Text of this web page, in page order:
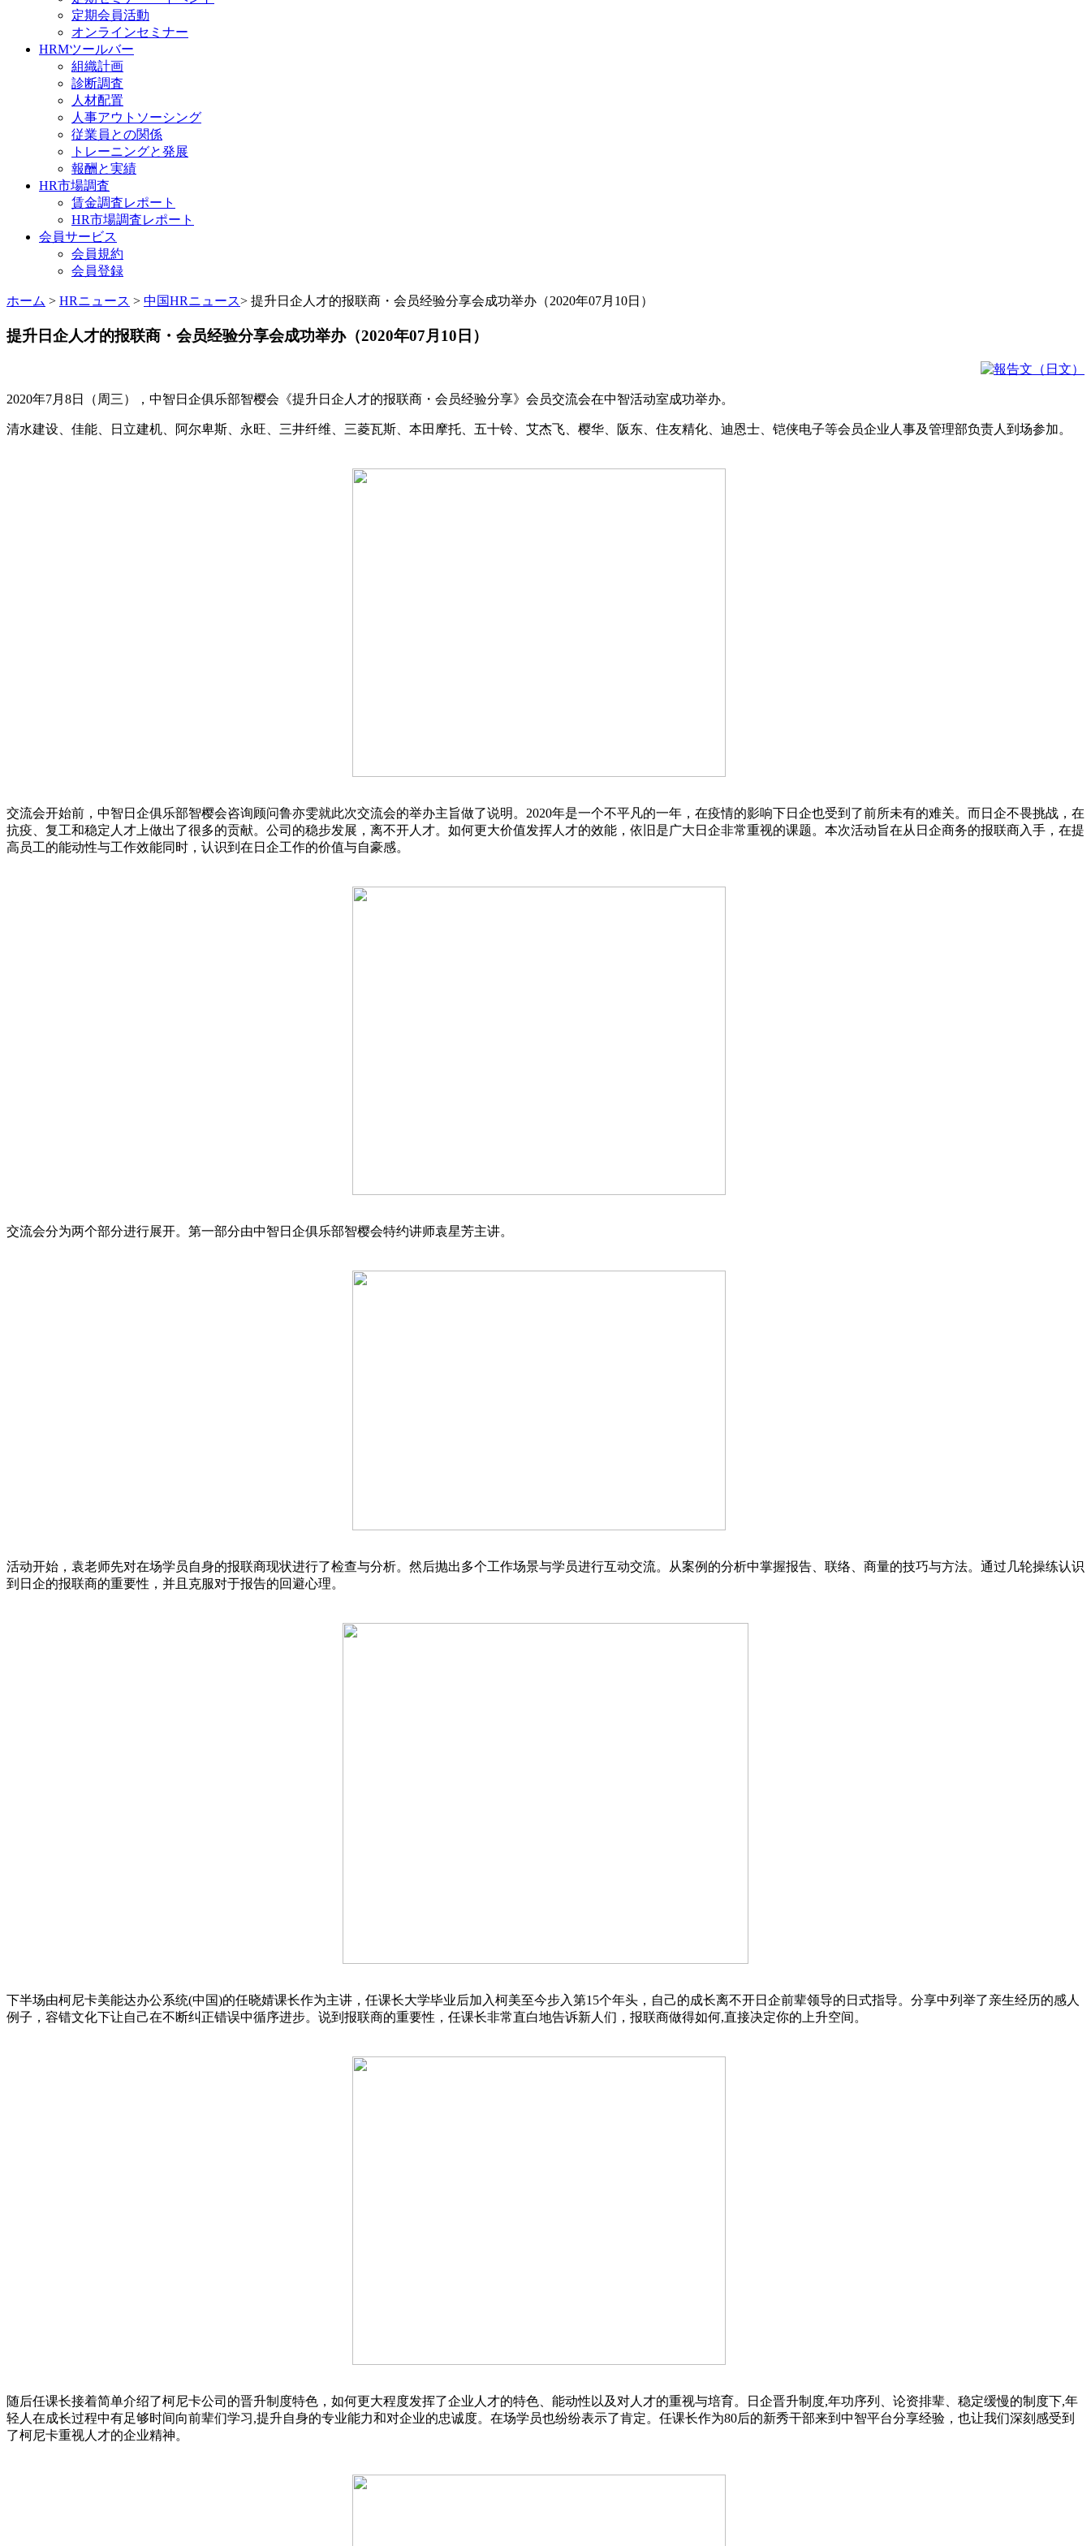
定期会員活動
オンラインセミナー
HRMツールバー
組織計画
診断調査
人材配置
人事アウトソーシング
従業員との関係
トレーニングと発展
報酬と実績
HR市場調査
賃金調査レポート
HR市場調査レポート
会員サービス
会員規約
会員登録
ホーム > HRニュース > 中国HRニュース> 提升日企人才的报联商・会员经验分享会成功举办（2020年07月10日）
提升日企人才的报联商・会员经验分享会成功举办（2020年07月10日）
2020年7月8日（周三），中智日企俱乐部智樱会《提升日企人才的报联商・会员经验分享》会员交流会在中智活动室成功举办。
清水建设、佳能、日立建机、阿尔卑斯、永旺、三井纤维、三菱瓦斯、本田摩托、五十铃、艾杰飞、樱华、阪东、住友精化、迪恩士、铠侠电子等会员企业人事及管理部负责人到场参加。
交流会开始前，中智日企俱乐部智樱会咨询顾问鲁亦雯就此次交流会的举办主旨做了说明。2020年是一个不平凡的一年，在疫情的影响下日企也受到了前所未有的难关。而日企不畏挑战，在
抗疫、复工和稳定人才上做出了很多的贡献。公司的稳步发展，离不开人才。如何更大价值发挥人才的效能，依旧是广大日企非常重视的课题。本次活动旨在从日企商务的报联商入手，在提
高员工的能动性与工作效能同时，认识到在日企工作的价值与自豪感。
交流会分为两个部分进行展开。第一部分由中智日企俱乐部智樱会特约讲师袁星芳主讲。
活动开始，袁老师先对在场学员自身的报联商现状进行了检查与分析。然后抛出多个工作场景与学员进行互动交流。从案例的分析中掌握报告、联络、商量的技巧与方法。通过几轮操练认识
到日企的报联商的重要性，并且克服对于报告的回避心理。
下半场由柯尼卡美能达办公系统(中国)的任晓婧课长作为主讲，任课长大学毕业后加入柯美至今步入第15个年头，自己的成长离不开日企前辈领导的日式指导。分享中列举了亲生经历的感人
例子，容错文化下让自己在不断纠正错误中循序进步。说到报联商的重要性，任课长非常直白地告诉新人们，报联商做得如何,直接决定你的上升空间。
随后任课长接着简单介绍了柯尼卡公司的晋升制度特色，如何更大程度发挥了企业人才的特色、能动性以及对人才的重视与培育。日企晋升制度,年功序列、论资排辈、稳定缓慢的制度下,年
轻人在成长过程中有足够时间向前辈们学习,提升自身的专业能力和对企业的忠诚度。在场学员也纷纷表示了肯定。任课长作为80后的新秀干部来到中智平台分享经验，也让我们深刻感受到
了柯尼卡重视人才的企业精神。